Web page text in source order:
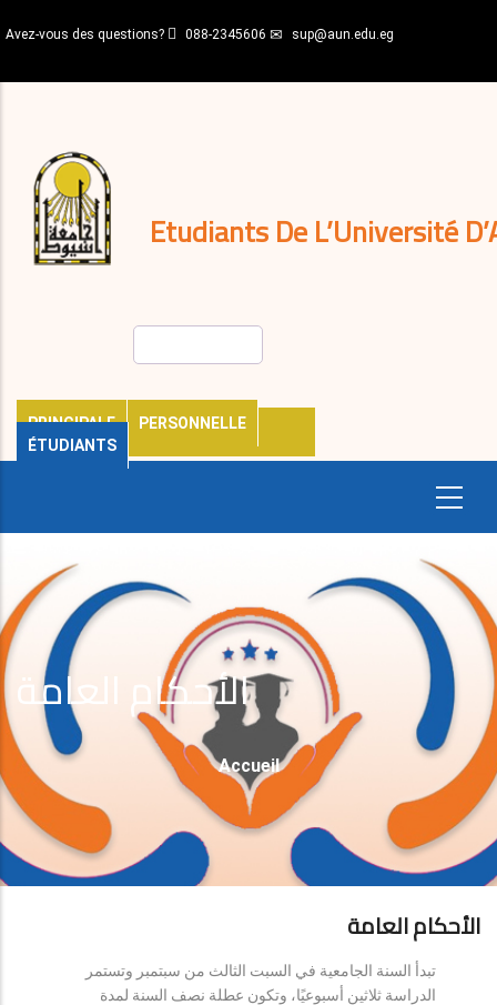
au
principal
Avez-vous des questions? 088-2345606 sup@aun.edu.eg
Etudiants De L’Université
PRINCIPALE
PERSONNELLE
ÉTUDIANTS
décisions
Expatriés
Journal
الأحكام العامة
Fil
D'Ariane
Accueil
الأحكام العامة
تبدأ السنة الجامعية في السبت الثالث من سبتمبر وتستمر
الدراسة ثلاثين أسبوعيًا، وتكون عطلة نصف السنة لمدة